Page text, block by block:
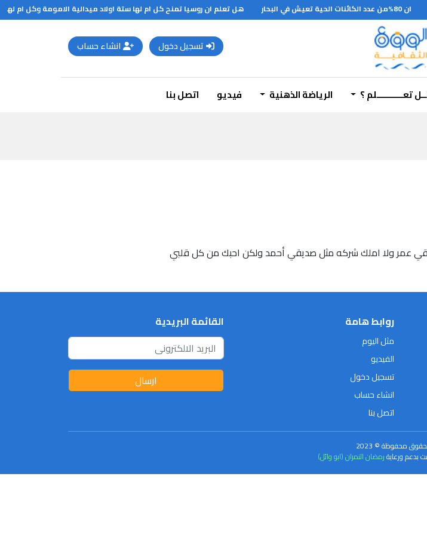
ان 80%من عدد الكائنات الحية تعيش في البحار
هل تعلم ان روسيا تمنح كل ام لها ستة اولاد ميدالية الامومة وكل ام لها
تسجيل دخول انشاء حساب
تعـــــــــــلم ؟ الرياضة الذهنية فيديو اتصل بنا
عمر ولا املك شركه مثل صديقي أحمد ولكن احبك من كل قلبي
روابط هامة
مثل اليوم
الفيديو
تسجيل دخول
انشاء حساب
اتصل بنا
القائمة البريدية
ارسال
محفوظة © 2023
بدعم ورعايةرمضان النمران (ابو وائل)